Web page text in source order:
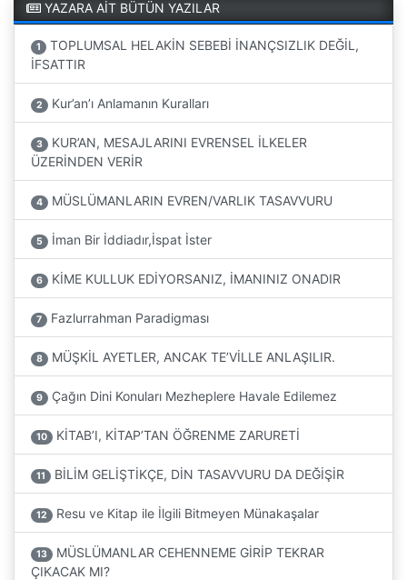
YAZARA AİT BÜTÜN YAZILAR
1
TOPLUMSAL HELAKİN SEBEBİ İNANÇSIZLIK DEĞİL,
İFSATTIR
2 Kur’an’ı Anlamanın Kuralları
3
KUR’AN, MESAJLARINI EVRENSEL İLKELER
ÜZERİNDEN VERİR
4 MÜSLÜMANLARIN EVREN/VARLIK TASAVVURU
5 İman Bir İddiadır,İspat İster
6 KİME KULLUK EDİYORSANIZ, İMANINIZ ONADIR
7 Fazlurrahman Paradigması
8 MÜŞKİL AYETLER, ANCAK TE’VİLLE ANLAŞILIR.
9 Çağın Dini Konuları Mezheplere Havale Edilemez
10 KİTAB’I, KİTAP’TAN ÖĞRENME ZARURETİ
11 BİLİM GELİŞTİKÇE, DİN TASAVVURU DA DEĞİŞİR
12 Resu ve Kitap ile İlgili Bitmeyen Münakaşalar
13
MÜSLÜMANLAR CEHENNEME GİRİP TEKRAR
ÇIKACAK MI?